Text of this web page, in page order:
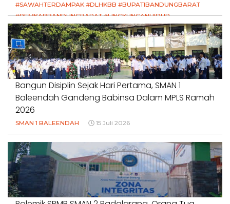
#SAWAHTERDAMPAK #DLHKBB #BUPATIBANDUNGBARAT
#PEMKABBANDUNGBARAT #LINGKUNGANHIDUP
#HAKPETANI #KEADILANUNTUKPETANI
#NORMALISASISALURAN #IRIGASIRUSAK
#DUGAANPENCEMARAN #AKUNTABILITASPEMERINTAH
18 Juli 2026
Bangun Disiplin Sejak Hari Pertama, SMAN 1
Baleendah Gandeng Babinsa Dalam MPLS Ramah
2026
SMAN 1 BALEENDAH 15 Juli 2026